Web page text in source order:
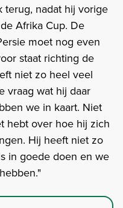
terug, nadat hij vorige
Afrika Cup. De
moet nog even
staat richting de
niet zo heel veel
vraag wat hij daar
we in kaart. Niet
hebt over hoe hij zich
Hij heeft niet zo
in goede doen en we